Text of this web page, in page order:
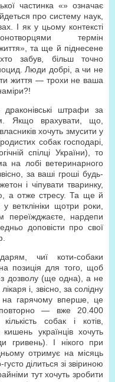
частинка «» означає
про систему наук,
І як у цьому контексті
термін
та ще й піднесене
забув, більш точно
Люди добрі, а чи не
життя — трохи не ваша
штрафи за
Якщо врахувати, що,
хочуть змусити у
собак господарі,
спілці України), то
на лобі ветеринарного
за ваші гроші будь-
і чіпувати тваринку,
а отже стресу. Та ще й
ветклініки щотри роки,
нардепи
доповісти про свої
чиї коти-собаки
позиція для того, щоб
дозволу (ще одна), а не
і, звісно, за солідну
на гарячому вперше, це
повторно — вже 20.400
собак і котів,
українців хочуть
гривень). І нікого при
отримує на місяць
ділиться зі звіриною
тут хочуть зробити